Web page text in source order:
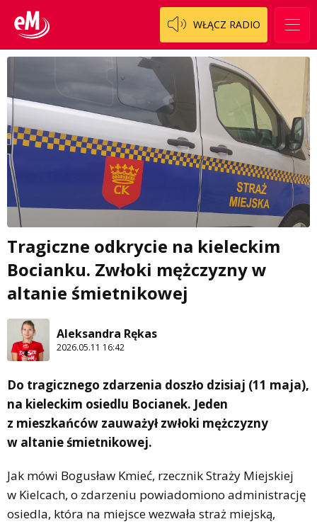
WŁĄCZ RADIO
Tragiczne odkrycie na kieleckim
Bocianku. Zwłoki mężczyzny w
altanie śmietnikowej
Aleksandra Rękas
2026.05.11 16:42
Do tragicznego zdarzenia doszło dzisiaj (11 maja),
na kieleckim osiedlu Bocianek. Jeden
z mieszkańców zauważył zwłoki mężczyzny
w altanie śmietnikowej.
Jak mówi Bogusław Kmieć, rzecznik Straży Miejskiej
w Kielcach, o zdarzeniu powiadomiono administrację
osiedla, która na miejsce wezwała straż miejską,